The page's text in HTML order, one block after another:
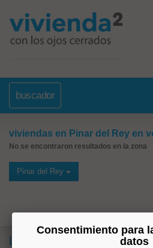
buscador
viviendas en Pinar del Rey en
No se encontraron resultados en la zona
Pinar del Rey
Lo más buscado
Consentimiento para
datos